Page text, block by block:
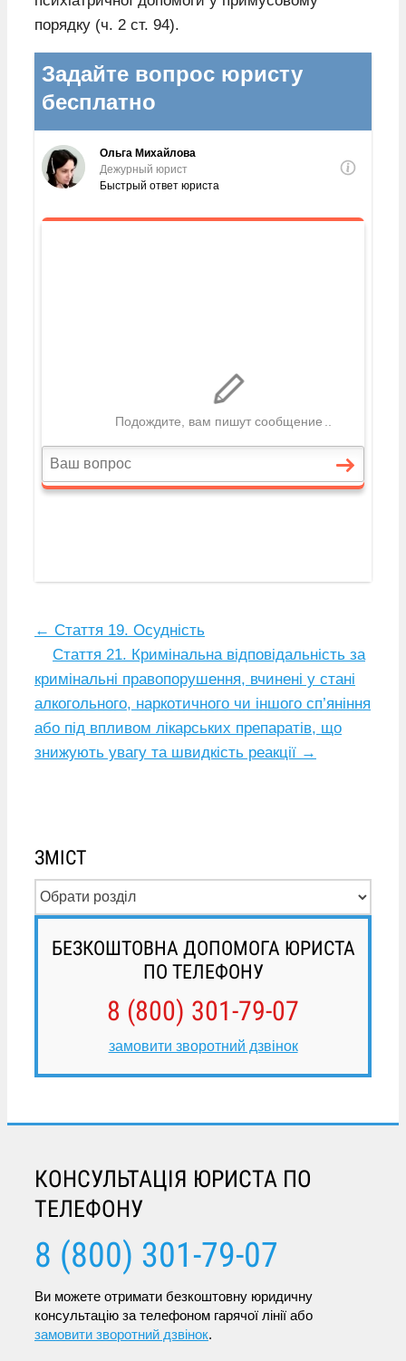
порядку (ч. 2 ст. 94).
← Стаття 19. Осудність
Стаття 21. Кримінальна відповідальність за
кримінальні правопорушення, вчинені у стані
алкогольного, наркотичного чи іншого сп’яніння
або під впливом лікарських препаратів, що
знижують увагу та швидкість реакції →
ЗМІСТ
БЕЗКОШТОВНА ДОПОМОГА ЮРИСТА
ПО ТЕЛЕФОНУ
8 (800) 301-79-07
замовити зворотний дзвінок
КОНСУЛЬТАЦІЯ ЮРИСТА ПО
ТЕЛЕФОНУ
8 (800) 301-79-07
Ви можете отримати безкоштовну юридичну
консультацію за телефоном гарячої лінії або
замовити зворотний дзвінок.